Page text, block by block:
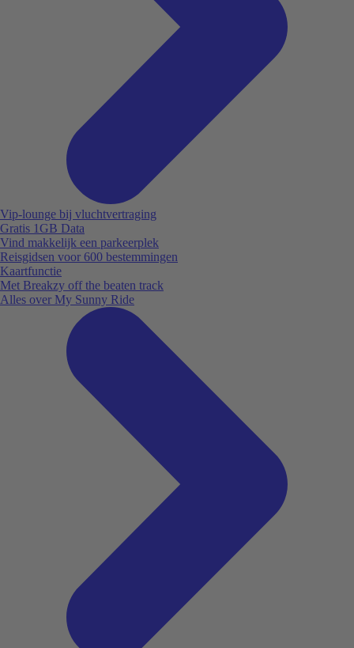
Vip-lounge bij vluchtvertraging
Gratis 1GB Data
Vind makkelijk een parkeerplek
Reisgidsen voor 600 bestemmingen
Kaartfunctie
Met Breakzy off the beaten track
Alles over My Sunny Ride